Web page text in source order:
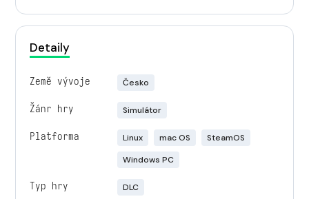
Detaily
Země vývoje Česko
Žánr hry Simulátor
Platforma Linux mac OS
SteamOS
Windows PC
Typ hry DLC